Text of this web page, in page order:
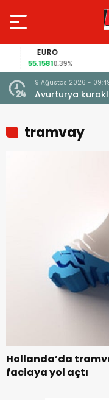
EURO
55,15810,39%
9 Ağustos 2026 -
Avurturya
vermeyi
tramvay
Hollanda’da
faciaya yol açtı